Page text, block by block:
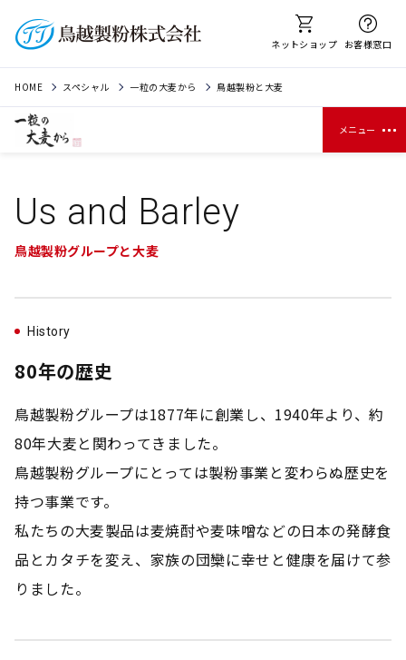
ネットショップ お客様窓口
HOME スペシャル 一粒の大麦から 鳥越製粉と大麦
メニュー
鳥越製粉グループと大麦
Us and Barley
History
80年の歴史
鳥越製粉グループは1877年に創業し、1940年より、約
80年大麦と関わってきました。
鳥越製粉グループにとっては製粉事業と変わらぬ歴史を
持つ事業です。
私たちの大麦製品は麦焼酎や麦味噌などの日本の発酵食
品とカタチを変え、家族の団欒に幸せと健康を届けて参
りました。